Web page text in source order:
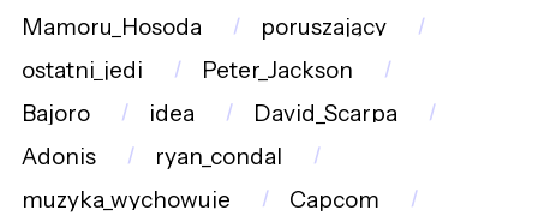
Mamoru_Hosoda
poruszający
ostatni_jedi
Peter_Jackson
Bajoro
idea
David_Scarpa
Adonis
ryan_condal
muzyka_wychowuje
Capcom